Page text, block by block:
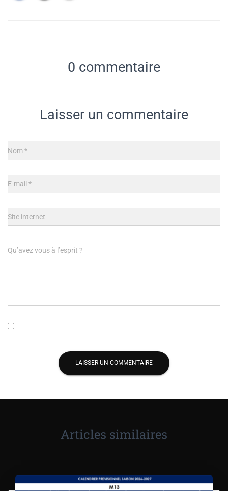
0 commentaire
Laisser un commentaire
Nom*
E-mail *
Site internet
Qu’avez vous à l’esprit ?
Articles similaires